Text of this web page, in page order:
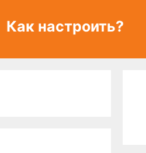
Как настроить?